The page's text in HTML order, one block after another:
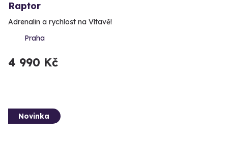
Raptor
Adrenalin a rychlost na Vltavě!
Praha
4 990 Kč
Novinka